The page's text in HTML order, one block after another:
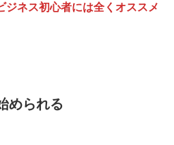
ジネス初心者には全くオススメ
められる